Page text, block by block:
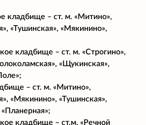
кладбище – ст. м. «Митино»,
«Тушинская», «Мякинино»,
кладбище – ст. м. «Строгино»,
«Щукинская»,
– ст. м. «Митино»,
«Мякинино», «Тушинская»,
кладбище – ст.м. «Речной